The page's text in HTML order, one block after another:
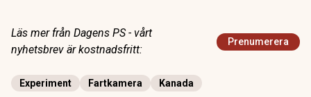
Läs mer från Dagens PS - vårt
nyhetsbrev är kostnadsfritt:
Prenumerera
Experiment Fartkamera Kanada